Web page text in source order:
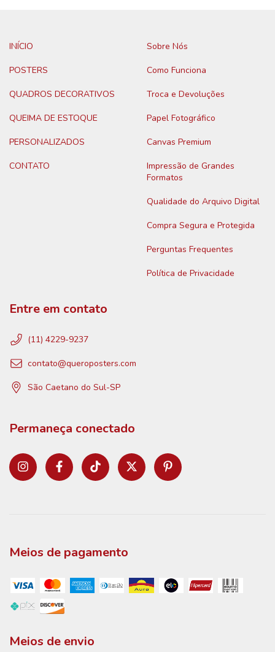
INÍCIO
POSTERS
QUADROS DECORATIVOS
QUEIMA DE ESTOQUE
PERSONALIZADOS
CONTATO
Sobre Nós
Como Funciona
Troca e Devoluções
Papel Fotográfico
Canvas Premium
Impressão de Grandes
Formatos
Qualidade do Arquivo Digital
Compra Segura e Protegida
Perguntas Frequentes
Política de Privacidade
Entre em contato
(11) 4229-9237
contato@queroposters.com
São Caetano do Sul-SP
Permaneça conectado
Meios de pagamento
Meios de envio